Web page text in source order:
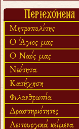
«πολύ αργά».
Ζητείται....